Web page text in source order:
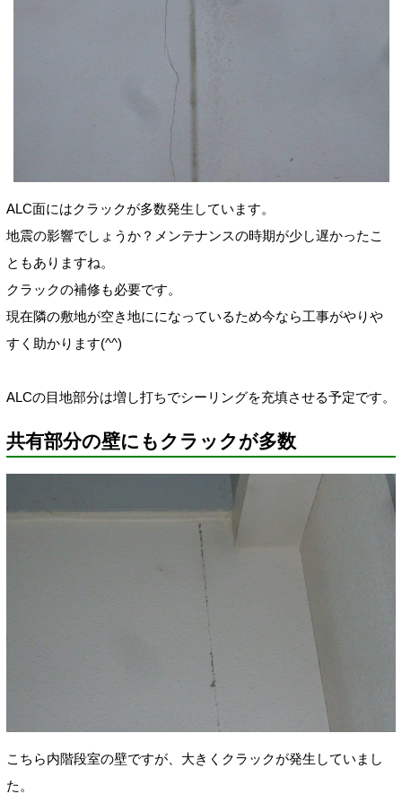
ALC面にはクラックが多数発生しています。
地震の影響でしょうか？メンテナンスの時期が少し遅かったこ
ともありますね。
クラックの補修も必要です。
現在隣の敷地が空き地にになっているため今なら工事がやりや
すく助かります(^^)
ALCの目地部分は増し打ちでシーリングを充填させる予定です。
共有部分の壁にもクラックが多数
こちら内階段室の壁ですが、大きくクラックが発生していまし
た。